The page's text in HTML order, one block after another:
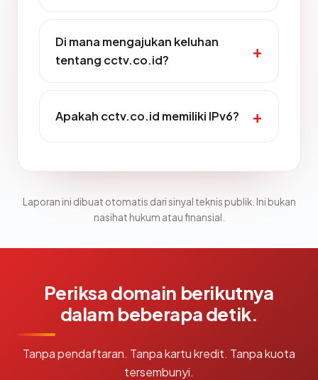
Di mana mengajukan keluhan
tentang cctv.co.id?
Apakah cctv.co.id memiliki IPv6?
Laporan ini dibuat otomatis dari sinyal teknis publik. Ini bukan
nasihat hukum atau finansial.
Periksa domain berikutnya
dalam beberapa detik.
Tanpa pendaftaran. Tanpa kartu kredit. Tanpa kuota
tersembunyi.